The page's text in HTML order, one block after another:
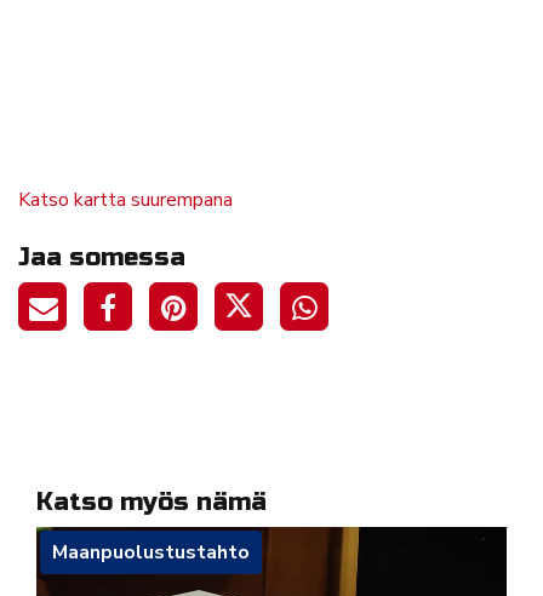
Katso kartta suurempana
Jaa somessa
Katso myös nämä
Maanpuolustustahto